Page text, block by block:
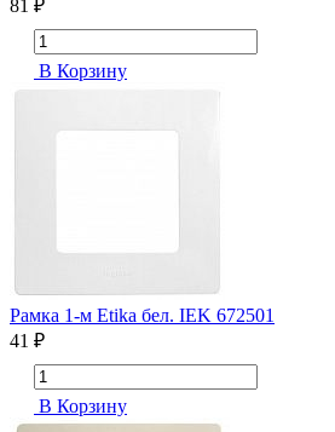
81 ₽
В Корзину
Рамка 1-м Etika бел. IEK 672501
41 ₽
В Корзину